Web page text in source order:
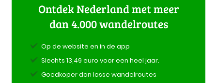
Ontdek Nederland met meer
dan 4.000 wandelroutes
Op de website en in de app
Slechts 13,49 euro voor een heel jaar.
Goedkoper dan losse wandelroutes